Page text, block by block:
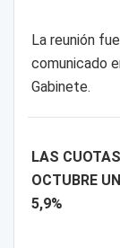
La reunión
comunicado
Gabinete.
LAS
OCTUBRE
5,9%